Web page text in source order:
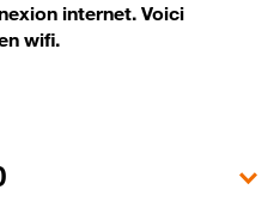
internet. Voici
wifi.